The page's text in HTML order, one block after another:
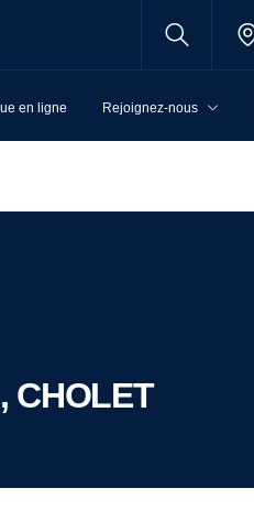
en ligne Rejoignez-nous
CHOLET